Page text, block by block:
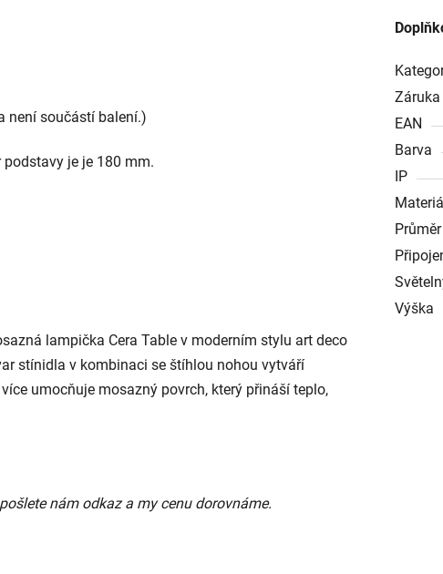
není součástí balení.)
je je 180 mm.
lampička Cera Table v moderním stylu art deco
stínidla v kombinaci se štíhlou nohou vytváří
umocňuje mosazný povrch, který přináší teplo,
nám odkaz a my cenu dorovnáme.
Záruka
EAN
Barva
IP
Výška